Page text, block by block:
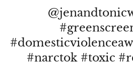
#narctok #toxic